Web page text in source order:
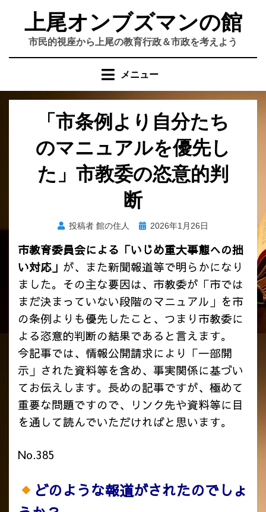
上尾オンブズマンの館
市民的視座から上尾の教育行政＆市政を考えよう
メニュー
「市条例より自分たち
のマニュアルを優先し
た」市教委の恣意的判
断
投稿者 館の住人
投
日:
2026年1月26日
市教育委員会による「いじめ重大事態への拙
い対応」 が、また新聞報道等で明らかになり
ました。その主な要因は、市教委が 「市では
まだ決まっていない段階のマニュアル」を市
の条例よりも優先したこと、つまり市教委に
よる恣意的判断の結果であると言えます。
今記事では、情報公開請求により「一部開
示」された資料等を含め、事実関係に基づい
てお伝えします。長めの記事ですが、極めて
重要な問題ですので、リンク先や資料等に目
を通して読んでいただければと思います。
No.385
どのような報道がされたのでしょ